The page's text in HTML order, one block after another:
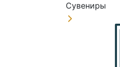
Сувениры